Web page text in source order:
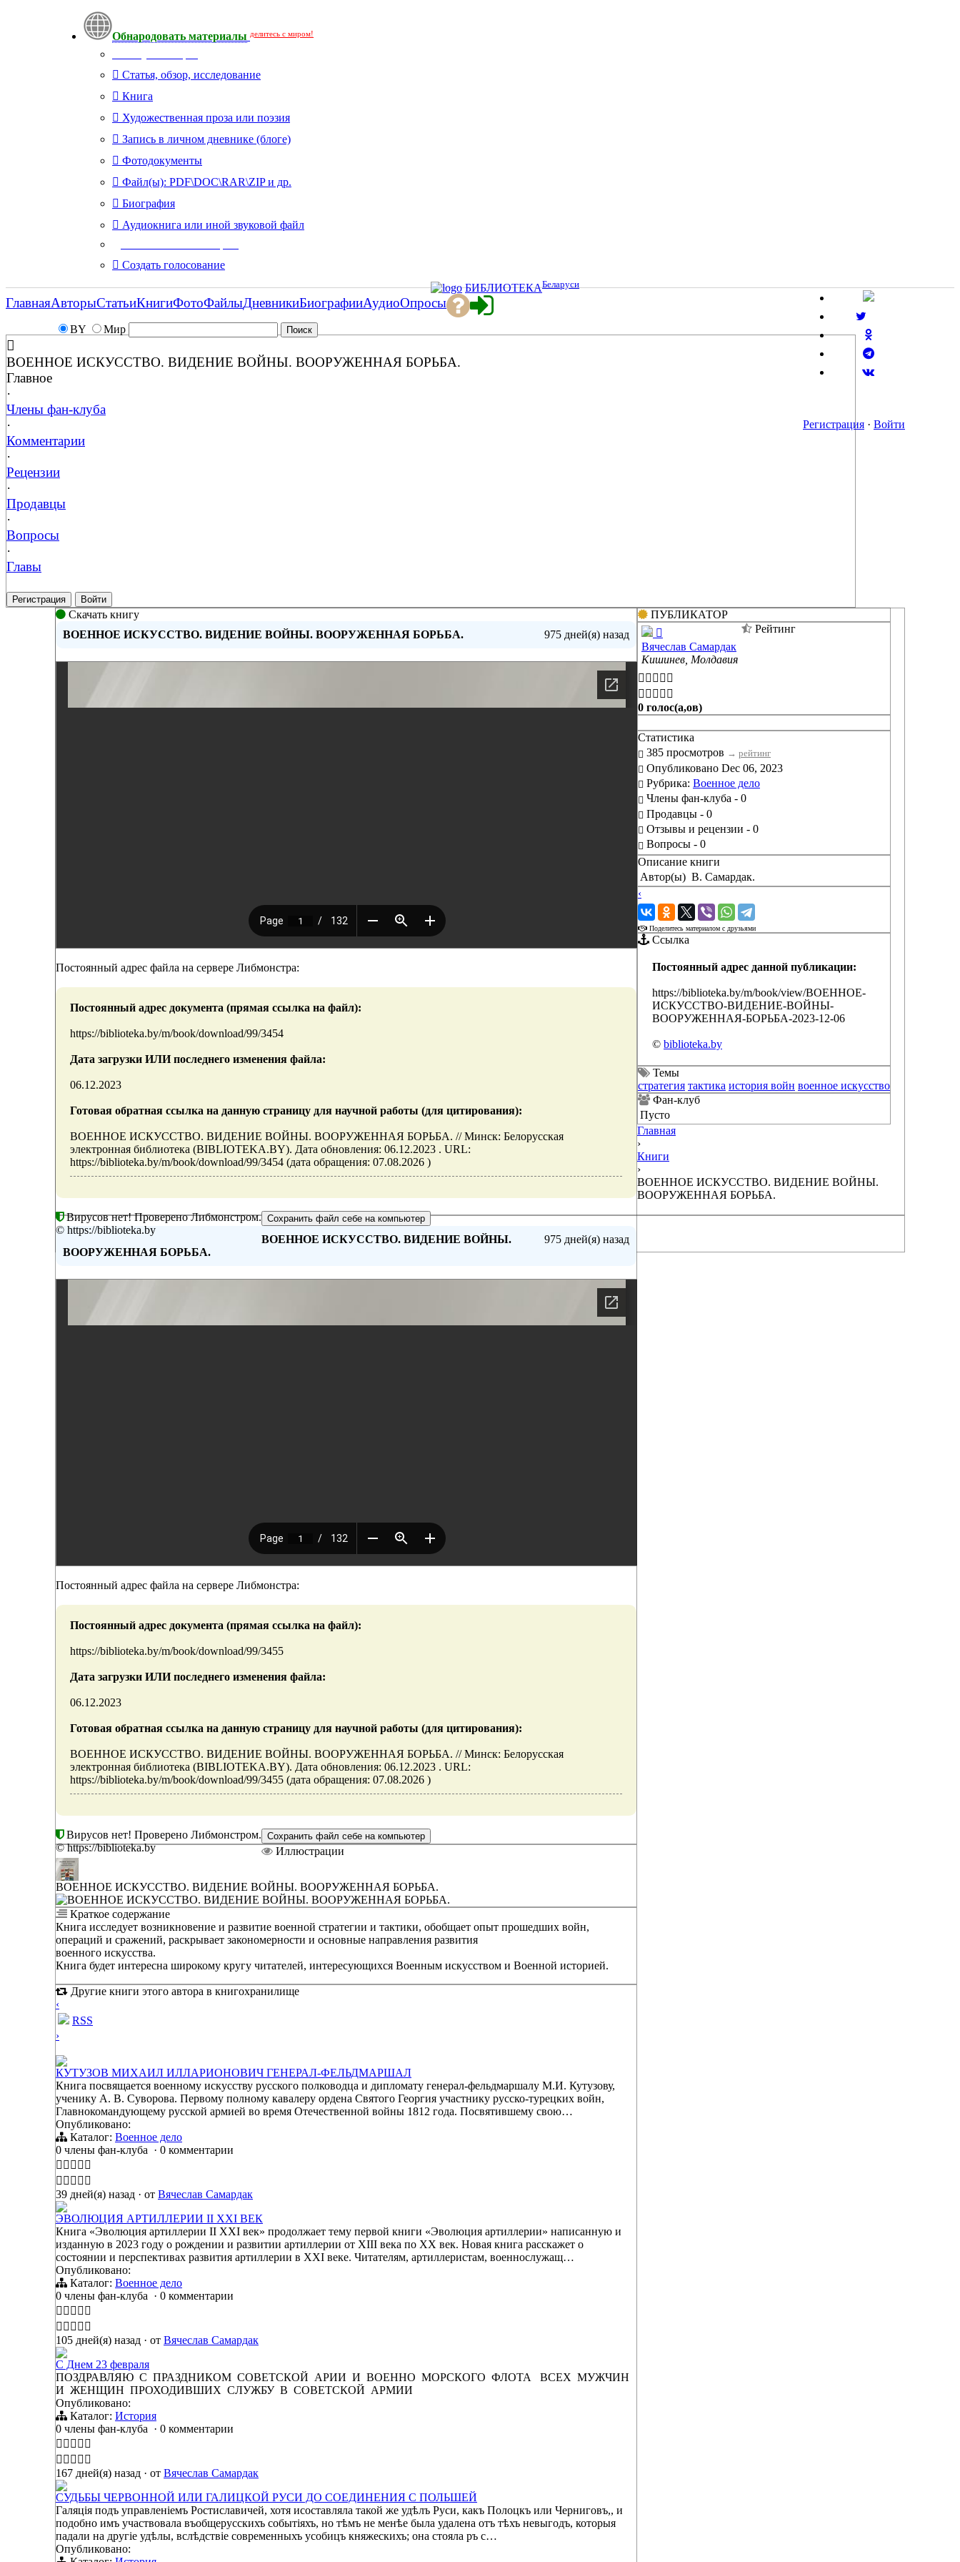
Обнародовать материалы делитесь с миром!
Статья, обзор, исследование
Книга
Художественная проза или поэзия
Запись в личном дневнике (блоге)
Фотодокументы
Файл(ы): PDF\DOC\RAR\ZIP и др.
Биография
Аудиокнига или иной звуковой файл
Создать голосование
BY Мир
БИБЛИОТЕКАБеларуси
Регистрация · Войти
ГлавнаяАвторыСтатьиКнигиФотоФайлыДневникиБиографииАудиоОпросы
ВОЕННОЕ ИСКУССТВО. ВИДЕНИЕ ВОЙНЫ. ВООРУЖЕННАЯ БОРЬБА.
Главное
·
Члены фан-клуба
·
Комментарии
·
Рецензии
·
Продавцы
·
Вопросы
·
Главы
Регистрация Войти
Скачать книгу
975 дней(я) назад
ВОЕННОЕ ИСКУССТВО. ВИДЕНИЕ ВОЙНЫ. ВООРУЖЕННАЯ БОРЬБА.
Постоянный адрес файла на сервере Либмонстра:
Постоянный адрес документа (прямая ссылка на файл):
https://biblioteka.by/m/book/download/99/3454
Дата загрузки ИЛИ последнего изменения файла:
06.12.2023
Готовая обратная ссылка на данную страницу для научной работы (для цитирования):
ВОЕННОЕ ИСКУССТВО. ВИДЕНИЕ ВОЙНЫ. ВООРУЖЕННАЯ БОРЬБА. // Минск: Белорусская
электронная библиотека (BIBLIOTEKA.BY). Дата обновления: 06.12.2023 . URL:
https://biblioteka.by/m/book/download/99/3454 (дата обращения: 07.08.2026 )
Вирусов нет! Проверено Либмонстром.
© https://biblioteka.by
975 дней(я) назад
ВОЕННОЕ ИСКУССТВО. ВИДЕНИЕ ВОЙНЫ.
ВООРУЖЕННАЯ БОРЬБА.
Постоянный адрес файла на сервере Либмонстра:
Постоянный адрес документа (прямая ссылка на файл):
https://biblioteka.by/m/book/download/99/3455
Дата загрузки ИЛИ последнего изменения файла:
06.12.2023
Готовая обратная ссылка на данную страницу для научной работы (для цитирования):
ВОЕННОЕ ИСКУССТВО. ВИДЕНИЕ ВОЙНЫ. ВООРУЖЕННАЯ БОРЬБА. // Минск: Белорусская
электронная библиотека (BIBLIOTEKA.BY). Дата обновления: 06.12.2023 . URL:
https://biblioteka.by/m/book/download/99/3455 (дата обращения: 07.08.2026 )
Вирусов нет! Проверено Либмонстром.
© https://biblioteka.by
Иллюстрации
ВОЕННОЕ ИСКУССТВО. ВИДЕНИЕ ВОЙНЫ. ВООРУЖЕННАЯ БОРЬБА.
Краткое содержание
Книга исследует возникновение и развитие военной стратегии и тактики, обобщает опыт прошедших войн,
операций и сражений, раскрывает закономерности и основные направления развития
военного искусства.
Книга будет интересна широкому кругу читателей, интересующихся Военным искусством и Военной историей.
Другие книги этого автора в книгохранилище
‹
RSS
›
КУТУЗОВ МИХАИЛ ИЛЛАРИОНОВИЧ ГЕНЕРАЛ-ФЕЛЬДМАРШАЛ
Книга посвящается военному искусству русского полководца и дипломату генерал-фельдмаршалу М.И. Кутузову,
ученику А. В. Суворова. Первому полному кавалеру ордена Святого Георгия участнику русско-турецких войн,
Главнокомандующему русской армией во время Отечественной войны 1812 года. Посвятившему свою…
Опубликовано:
Каталог: Военное дело
0 члены фан-клуба · 0 комментарии
39 дней(я) назад · от Вячеслав Самардак
ЭВОЛЮЦИЯ АРТИЛЛЕРИИ II XXI ВЕК
Книга «Эволюция артиллерии II XXI век» продолжает тему первой книги «Эволюция артиллерии» написанную и
изданную в 2023 году о рождении и развитии артиллерии от XIII века по XX век. Новая книга расскажет о
состоянии и перспективах развития артиллерии в XXI веке. Читателям, артиллеристам, военнослужащ…
Опубликовано:
Каталог: Военное дело
0 члены фан-клуба · 0 комментарии
105 дней(я) назад · от Вячеслав Самардак
С Днем 23 февраля
ПОЗДРАВЛЯЮ С ПРАЗДНИКОМ СОВЕТСКОЙ АРИИ И ВОЕННО МОРСКОГО ФЛОТА ВСЕХ МУЖЧИН
И ЖЕНЩИН ПРОХОДИВШИХ СЛУЖБУ В СОВЕТСКОЙ АРМИИ
Опубликовано:
Каталог: История
0 члены фан-клуба · 0 комментарии
167 дней(я) назад · от Вячеслав Самардак
СУДЬБЫ ЧЕРВОННОЙ ИЛИ ГАЛИЦКОЙ РУСИ ДО СОЕДИНЕНИЯ С ПОЛЬШЕЙ
Галяція подъ управленіемъ Ростиславичей, хотя исоставляла такой же удѣлъ Руси, какъ Полоцкъ или Черниговъ,, и
подобно имъ участвовала въобщерусскихъ событіяхъ, но тѣмъ не менѣе была удалена отъ тѣхъ невыгодъ, которыя
падали на другіе удѣлы, вслѣдствіе современныхъ усобицъ княжескихъ; она стояла ръ с…
Опубликовано:
ПУБЛИКАТОР
Вячеслав Самардак
Кишинев, Молдавия
Рейтинг
0 голос(а,ов)
Статистика
385 просмотров → рейтинг
Опубликовано Dec 06, 2023
Рубрика: Военное дело
Члены фан-клуба - 0
Продавцы - 0
Отзывы и рецензии - 0
Вопросы - 0
Описание книги
Автор(ы) В. Самардак.
‹
›
Поделитесь материалом с друзьями
Ссылка
Постоянный адрес данной публикации:
https://biblioteka.by/m/book/view/ВОЕННОЕ-
ИСКУССТВО-ВИДЕНИЕ-ВОЙНЫ-
ВООРУЖЕННАЯ-БОРЬБА-2023-12-06
© biblioteka.by
Темы
стратегия тактика история войн военное искусство
Фан-клуб
Пусто
Главная
›
Книги
›
ВОЕННОЕ ИСКУССТВО. ВИДЕНИЕ ВОЙНЫ.
ВООРУЖЕННАЯ БОРЬБА.